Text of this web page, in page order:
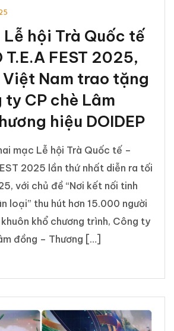
hội Trà Quốc tế
T.E.A FEST 2025,
Nam trao tặng
ty CP chè Lâm
hiệu DOIDEP
mạc Lễ hội Trà Quốc tế –
2025 lần thứ nhất diễn ra tối
với chủ đề “Nơi kết nối tinh
loại” thu hút hơn 15.000 người
khổ chương trình, Công ty
đồng – Thương […]